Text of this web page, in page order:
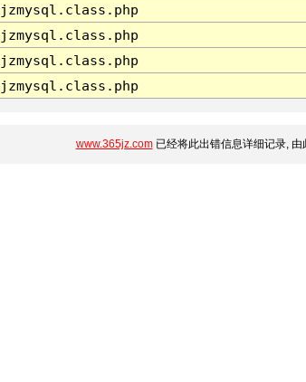
www.365jz.com已经将此出错信息详细记录, 由